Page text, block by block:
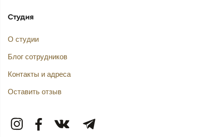
Студия
О студии
Блог сотрудников
Контакты и адреса
Оставить отзыв